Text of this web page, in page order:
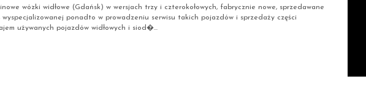
wózki widłowe (Gdańsk) w wersjach trzy i czterokołowych, fabrycznie nowe, sprzedawane
wyspecjalizowanej ponadto w prowadzeniu serwisu takich pojazdów i sprzedaży części
używanych pojazdów widłowych i siod�...